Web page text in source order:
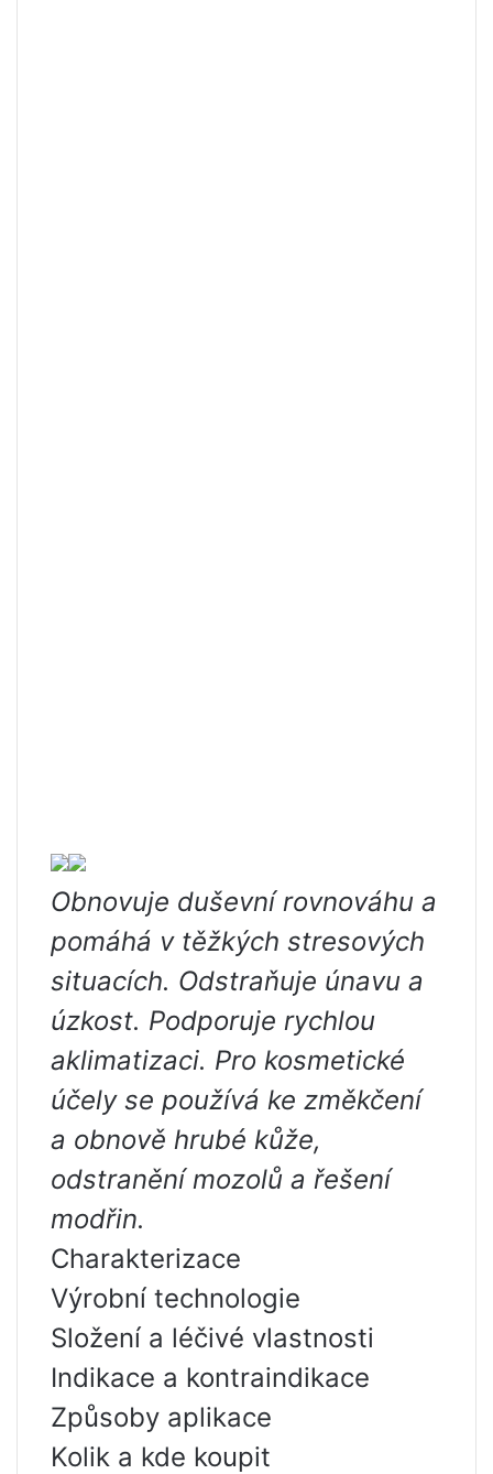
Obnovuje duševní rovnováhu a
pomáhá v těžkých stresových
situacích. Odstraňuje únavu a
úzkost. Podporuje rychlou
aklimatizaci. Pro kosmetické
účely se používá ke změkčení
a obnově hrubé kůže,
odstranění mozolů a řešení
modřin.
Charakterizace
Výrobní technologie
Složení a léčivé vlastnosti
Indikace a kontraindikace
Způsoby aplikace
Kolik a kde koupit